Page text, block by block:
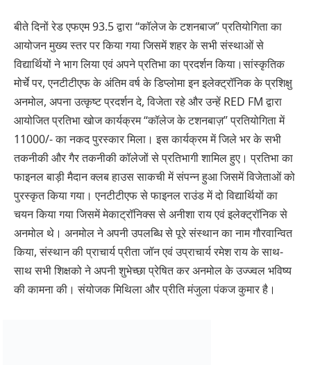
बीते दिनों रेड एफएम 93.5 द्वारा “कॉलेज के टशनबाज” प्रतियोगिता का
आयोजन मुख्य स्तर पर किया गया जिसमें शहर के सभी संस्थाओं से
विद्यार्थियों ने भाग लिया एवं अपने प्रतिभा का प्रदर्शन किया।सांस्कृतिक
मोर्चे पर, एनटीटीएफ के अंतिम वर्ष के डिप्लोमा इन इलेक्ट्रॉनिक के प्रशिक्षु
अनमोल, अपना उत्कृष्ट प्रदर्शन दे, विजेता रहे और उन्हें RED FM द्वारा
आयोजित प्रतिभा खोज कार्यक्रम “कॉलेज के टशनबाज़” प्रतियोगिता में
11000/- का नकद पुरस्कार मिला। इस कार्यक्रम में जिले भर के सभी
तकनीकी और गैर तकनीकी कॉलेजों से प्रतिभागी शामिल हुए। प्रतिभा का
फाइनल बाड़ी मैदान क्लब हाउस साकची में संपन्न हुआ जिसमें विजेताओं को
पुरस्कृत किया गया। एनटीटीएफ से फाइनल राउंड में दो विद्यार्थियों का
चयन किया गया जिसमें मेकाट्रॉनिक्स से अनीशा राय एवं इलेक्ट्रॉनिक से
अनमोल थे। अनमोल ने अपनी उपलब्धि से पूरे संस्थान का नाम गौरवान्वित
किया, संस्थान की प्राचार्य प्रीता जॉन एवं उप्राचार्य रमेश राय के साथ-
साथ सभी शिक्षको ने अपनी शुभेच्छा प्रेषित कर अनमोल के उज्ज्वल भविष्य
की कामना की। संयोजक मिथिला और प्रीति मंजुला पंकज कुमार है।